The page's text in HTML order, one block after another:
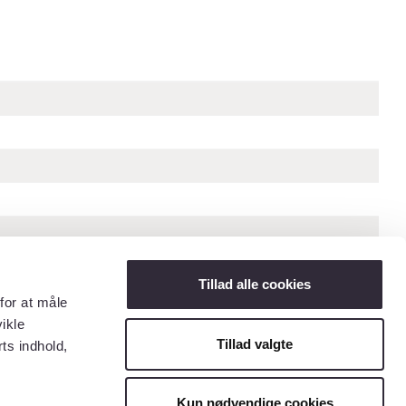
at måle
indhold,
Tillad alle cookies
Tillad valgte
Kun nødvendige cookies
« Forrige billede Næste billede »